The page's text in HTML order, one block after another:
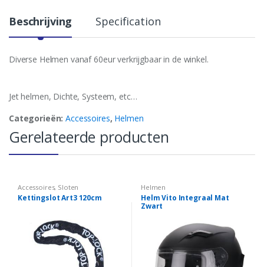
Beschrijving Specification
Diverse Helmen vanaf 60eur verkrijgbaar in de winkel.
Jet helmen, Dichte, Systeem, etc…
Categorieën:Accessoires, Helmen
Gerelateerde producten
Accessoires, Sloten
Kettingslot Art3 120cm
Helmen
Helm Vito Integraal Mat
Zwart